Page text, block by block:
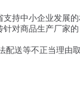
持中小企业发展
对商品生产厂家
配送等不正当理由